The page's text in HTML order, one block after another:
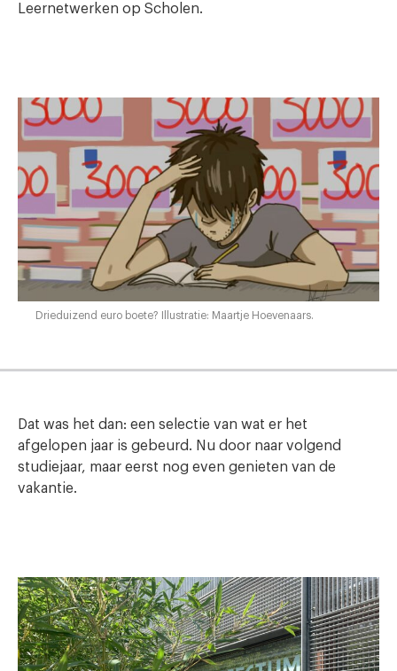
Leernetwerken op Scholen.
Drieduizend euro boete? Illustratie: Maartje Hoevenaars.
Dat was het dan: een selectie van wat er het
afgelopen jaar is gebeurd. Nu door naar volgend
studiejaar, maar eerst nog even genieten van de
vakantie.